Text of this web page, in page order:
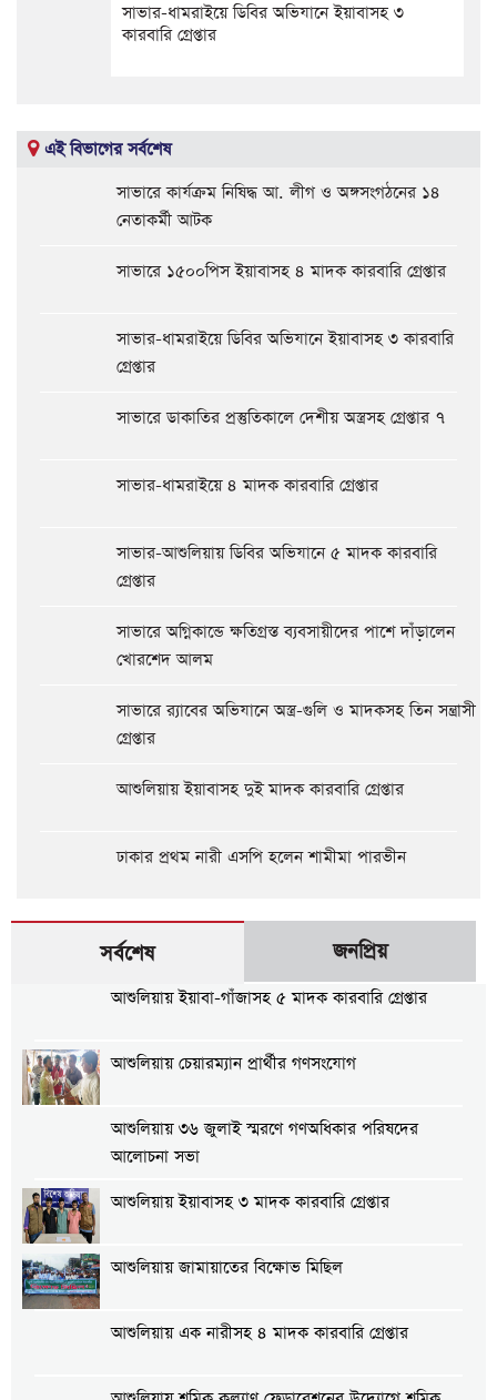
সাভার-ধামরাইয়ে ডিবির অভিযানে ইয়াবাসহ ৩
কারবারি গ্রেপ্তার
এই বিভাগের সর্বশেষ
সাভারে কার্যক্রম নিষিদ্ধ আ. লীগ ও অঙ্গসংগঠনের ১৪
নেতাকর্মী আটক
সাভারে ১৫০০পিস ইয়াবাসহ ৪ মাদক কারবারি গ্রেপ্তার
সাভার-ধামরাইয়ে ডিবির অভিযানে ইয়াবাসহ ৩ কারবারি
গ্রেপ্তার
সাভারে ডাকাতির প্রস্তুতিকালে দেশীয় অস্ত্রসহ গ্রেপ্তার ৭
সাভার-ধামরাইয়ে ৪ মাদক কারবারি গ্রেপ্তার
সাভার-আশুলিয়ায় ডিবির অভিযানে ৫ মাদক কারবারি
গ্রেপ্তার
সাভারে অগ্নিকান্ডে ক্ষতিগ্রস্ত ব্যবসায়ীদের পাশে দাঁড়ালেন
খোরশেদ আলম
সাভারে র‍্যাবের অভিযানে অস্ত্র-গুলি ও মাদকসহ তিন সন্ত্রাসী
গ্রেপ্তার
আশুলিয়ায় ইয়াবাসহ দুই মাদক কারবারি গ্রেপ্তার
ঢাকার প্রথম নারী এসপি হলেন শামীমা পারভীন
সর্বশেষ জনপ্রিয়
আশুলিয়ায় ইয়াবা-গাঁজাসহ ৫ মাদক কারবারি গ্রেপ্তার
আশুলিয়ায় চেয়ারম্যান প্রার্থীর গণসংযোগ
আশুলিয়ায় ৩৬ জুলাই স্মরণে গণঅধিকার পরিষদের
আলোচনা সভা
আশুলিয়ায় ইয়াবাসহ ৩ মাদক কারবারি গ্রেপ্তার
আশুলিয়ায় জামায়াতের বিক্ষোভ মিছিল
আশুলিয়ায় এক নারীসহ ৪ মাদক কারবারি গ্রেপ্তার